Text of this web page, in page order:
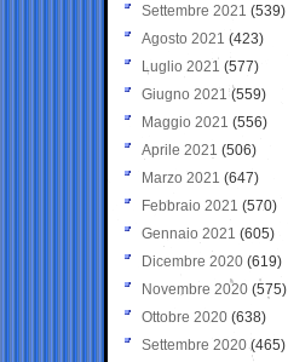
Settembre 2021 (539)
Agosto 2021 (423)
Luglio 2021 (577)
Giugno 2021(559)
Maggio 2021 (556)
Aprile 2021 (506)
Marzo 2021 (647)
Febbraio 2021 (570)
Gennaio 2021 (605)
Dicembre 2020 (619)
Novembre 2020 (575)
Ottobre 2020 (638)
Settembre 2020(465)